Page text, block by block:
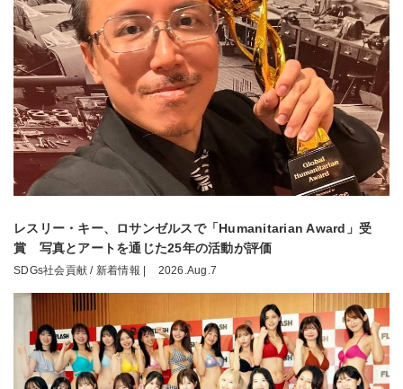
レスリー・キー、ロサンゼルスで「Humanitarian Award」受
賞 写真とアートを通じた25年の活動が評価
SDGs社会貢献 / 新着情報 | 2026.Aug.7